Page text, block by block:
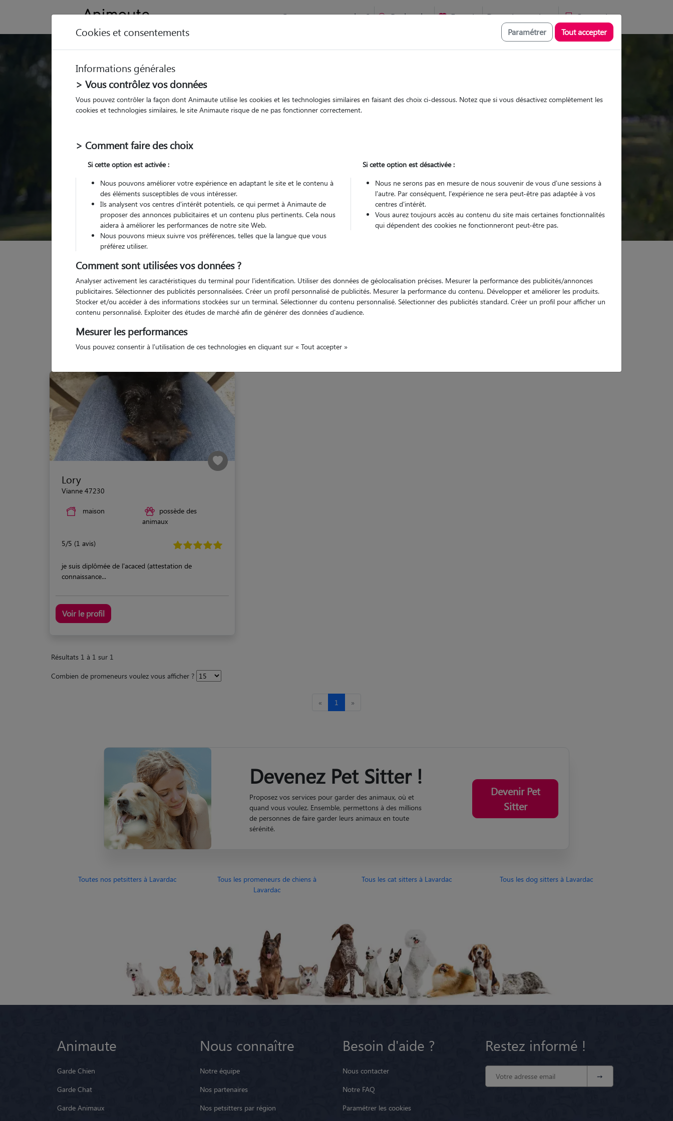
Comment ça marche ? Recherche Favoris Devenir pet sitter Connexion
Trouvez votre gardien idéal !
Parmi nospet sitters vérifiés chez le Pet Sitter
chez le Pet Sitter Visites
Visites
Pour quel animal ?
Trouver mon Pet Sitter
Garde animaux France Nouvelle Aquitaine Lot-et-Garonne
Lory
Vianne 47230
maison
possède des
animaux
5/5 (1 avis)
je suis diplômée de l'acaced (attestation de
connaissance...
Voir le profil
Résultats 1 à 1 sur 1
Combien de promeneurs voulez vous afficher ?
« 1 »
Devenez Pet Sitter !
Proposez vos services pour garder des animaux, où et
quand vous voulez. Ensemble, permettons à des millions
de personnes de faire garder leurs animaux en toute
sérénité.
Devenir Pet
Sitter
Toutes nos petsitters à Lavardac
Tous les promeneurs de chiens à
Lavardac
Tous les cat sitters à Lavardac Tous les dog sitters à Lavardac
Animaute
Garde Chien
Garde Chat
Garde Animaux
Nous connaître
Notre équipe
Nos partenaires
Nos petsitters par région
Besoin d'aide ?
Nous contacter
Notre FAQ
Paramétrer les cookies
Restez informé !
Cookies et consentements Paramétrer Tout accepter
Informations générales
> Vous contrôlez vos données
Vous pouvez contrôler la façon dont Animaute utilise les cookies et les technologies similaires en faisant des choix ci-dessous. Notez que si vous désactivez complètement les
cookies et technologies similaires, le site Animaute risque de ne pas fonctionner correctement.
> Comment faire des choix
Si cette option est activée :
Nous pouvons améliorer votre expérience en adaptant le site et le contenu à
des éléments susceptibles de vous intéresser.
Ils analysent vos centres d'intérêt potentiels, ce qui permet à Animaute de
proposer des annonces publicitaires et un contenu plus pertinents. Cela nous
aidera à améliorer les performances de notre site Web.
Nous pouvons mieux suivre vos préférences, telles que la langue que vous
préférez utiliser.
Si cette option est désactivée :
Nous ne serons pas en mesure de nous souvenir de vous d'une sessions à
l'autre. Par conséquent, l'expérience ne sera peut-être pas adaptée à vos
centres d'intérêt.
Vous aurez toujours accès au contenu du site mais certaines fonctionnalités
qui dépendent des cookies ne fonctionneront peut-être pas.
Comment sont utilisées vos données ?
Analyser activement les caractéristiques du terminal pour l'identification. Utiliser des données de géolocalisation précises. Mesurer la performance des publicités/annonces
publicitaires. Sélectionner des publicités personnalisées. Créer un profil personnalisé de publicités. Mesurer la performance du contenu. Développer et améliorer les produits.
Stocker et/ou accéder à des informations stockées sur un terminal. Sélectionner du contenu personnalisé. Sélectionner des publicités standard. Créer un profil pour afficher un
contenu personnalisé. Exploiter des études de marché afin de générer des données d'audience.
Mesurer les performances
Vous pouvez consentir à l'utilisation de ces technologies en cliquant sur « Tout accepter »